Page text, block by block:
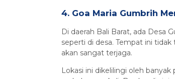
4. Goa Maria Gumbrih
Di daerah Bali Barat, ada Desa
seperti di desa. Tempat ini
akan sangat terjaga.
Lokasi ini dikelilingi oleh